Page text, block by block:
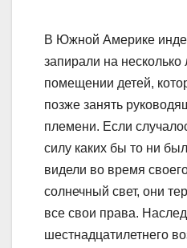
В Южной Америке
запирали на несколько
помещении детей,
позже занять
племени. Если
силу каких бы то ни
видели во время
солнечный свет, они
все свои права.
шестнадцатилетнего